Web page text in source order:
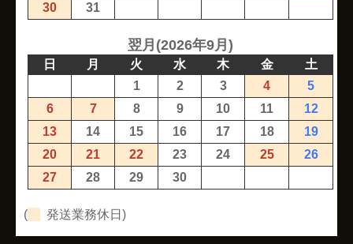
30
31
翌月(2026年9月)
日 月 火 水 木 金
土
1
2 3 4
5
6
7 8 9 10 11
12
13
14 15 16 17 18
19
20
21 22 23 24 25
26
27
28 29 30
( 発送業務休日)